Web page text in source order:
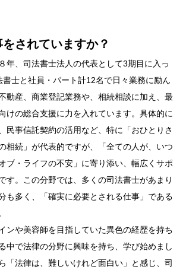
されていますか？
年、司法書士法人の代表として3期目に入っ
書士と社員・パート計12名で日々業務に励ん
動産、商業登記業務や、相続相談に加え、最
けの総合支援に力を入れています。具体的に
民事信託契約の活用など、特に「おひとりさ
相続」が代表的ですが、「全ての人が、いつ
ブ・ライフの不安」に寄り添い、幅広くサポ
す。この分野では、多くの司法書士があまり
も多く、「確実に必要とされる仕事」である
ンや美容師を目指していた異色の経歴を持ち
中で法律の分野に興味を持ち、学び始めまし
「法律は、難しいけれど面白い」と感じ、司